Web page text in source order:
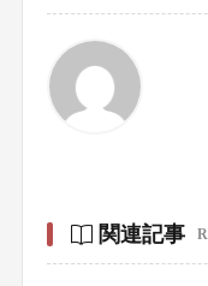
関連記事